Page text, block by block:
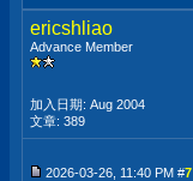
ericshliao
Advance Member
加入日期: Aug 2004
文章: 389
2026-03-26, 11:40 PM #7